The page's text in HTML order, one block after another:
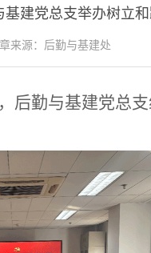
建党总支举办树立
来源：后勤与基建处
后勤与基建党总